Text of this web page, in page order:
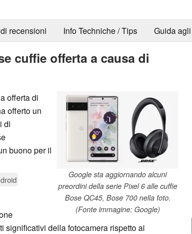
recensioni Info Techniche / Tips Guida
cuffie offerta a causa di
Google sta aggiornando alcuni
preordini della serie Pixel 6 alle cuffie
Bose QC45, Bose 700 nella foto.
(Fonte immagine: Google)
offerta di
offerto un
di
buono per il
significativi della fotocamera rispetto ai